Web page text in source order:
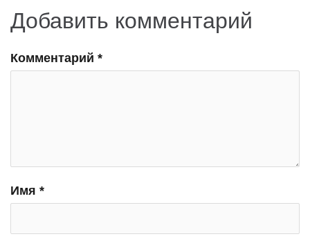
Добавить комментарий
Комментарий *
Имя *